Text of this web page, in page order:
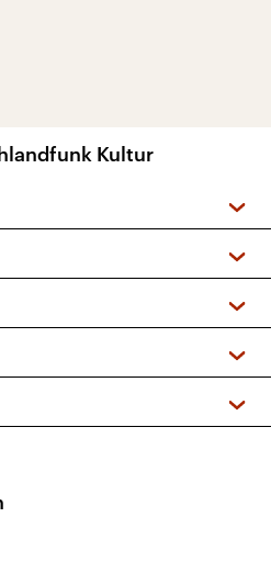
Kultur
+ DAB+)